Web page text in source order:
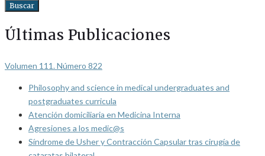
Buscar
Últimas Publicaciones
Volumen 111. Número 822
Philosophy and science in medical undergraduates and
postgraduates curricula
Atención domiciliaria en Medicina Interna
Agresiones a los medic@s
Síndrome de Usher y Contracción Capsular tras cirugía de